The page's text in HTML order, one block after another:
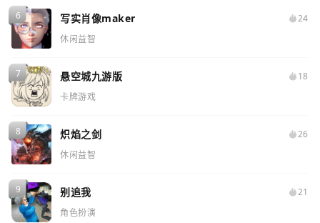
写实肖像maker
24
休闲益智
悬空城九游版
18
卡牌游戏
炽焰之剑
26
休闲益智
别追我
21
角色扮演